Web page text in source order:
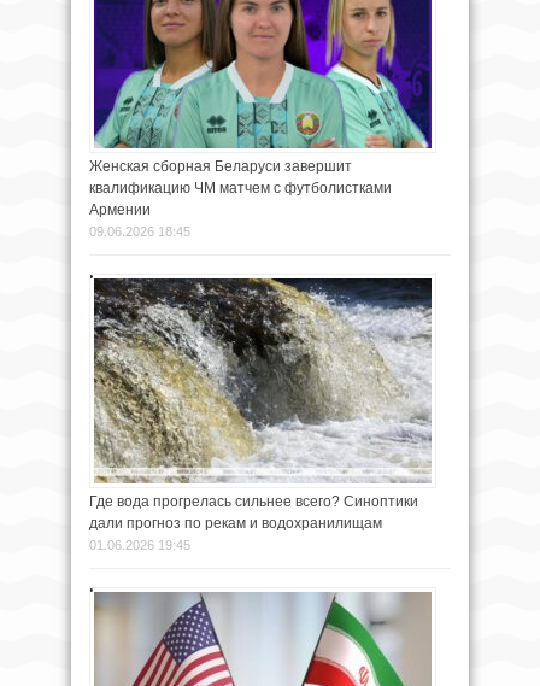
Женская сборная Беларуси завершит
квалификацию ЧМ матчем с футболистками
Армении
09.06.2026 18:45
Где вода прогрелась сильнее всего? Синоптики
дали прогноз по рекам и водохранилищам
01.06.2026 19:45